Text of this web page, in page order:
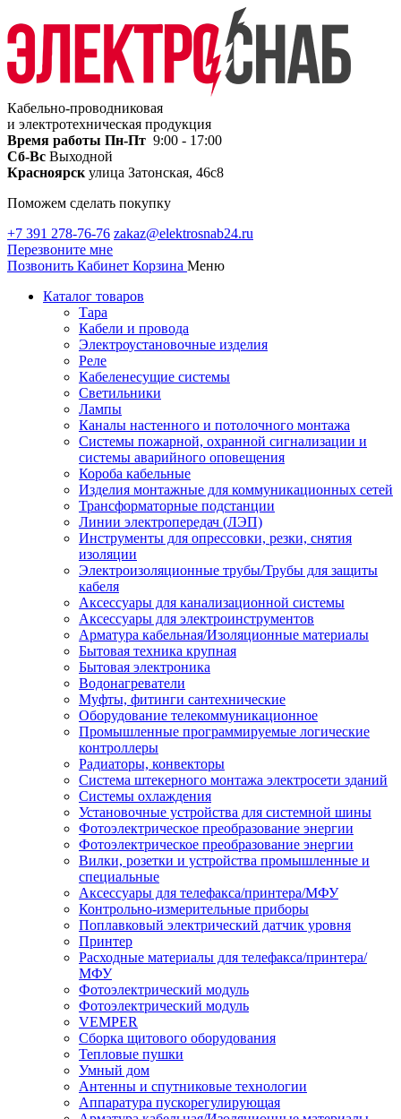
Кабельно-проводниковая
и электротехническая продукция
Время работы Пн-Пт 9:00 - 17:00
Сб-Вс Выходной
Красноярск улица Затонская, 46с8
Поможем сделать покупку
+7 391 278-76-76 zakaz@elektrosnab24.ru
Перезвоните мне
Позвонить Кабинет Корзина Меню
Каталог товаров
Тара
Кабели и провода
Электроустановочные изделия
Реле
Кабеленесущие системы
Светильники
Лампы
Каналы настенного и потолочного монтажа
Системы пожарной, охранной сигнализации и
системы аварийного оповещения
Короба кабельные
Изделия монтажные для коммуникационных сетей
Трансформаторные подстанции
Линии электропередач (ЛЭП)
Инструменты для опрессовки, резки, снятия
изоляции
Электроизоляционные трубы/Трубы для защиты
кабеля
Аксессуары для канализационной системы
Аксессуары для электроинструментов
Арматура кабельная/Изоляционные материалы
Бытовая техника крупная
Бытовая электроника
Водонагреватели
Муфты, фитинги сантехнические
Оборудование телекоммуникационное
Промышленные программируемые логические
контроллеры
Радиаторы, конвекторы
Система штекерного монтажа электросети зданий
Системы охлаждения
Установочные устройства для системной шины
Фотоэлектрическое преобразование энергии
Фотоэлектрическое преобразование энергии
Вилки, розетки и устройства промышленные и
специальные
Аксессуары для телефакса/принтера/МФУ
Контрольно-измерительные приборы
Поплавковый электрический датчик уровня
Принтер
Расходные материалы для телефакса/принтера/
МФУ
Фотоэлектрический модуль
Фотоэлектрический модуль
VEMPER
Сборка щитового оборудования
Тепловые пушки
Умный дом
Антенны и спутниковые технологии
Аппаратура пускорегулирующая